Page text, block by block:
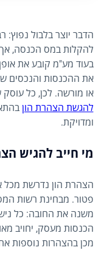
הדבר יוצר בלבול
להקלות במס הכנסה, אך
בעוד מע"מ קובע את
את ההכנסות והנכסים
או מורשה. לכן, כל
להגשת הצהרת הון
ומדויקת.
מי חייב להגיש
הצהרת הון נדרשת מכל
פטור. מבחינת רשות
משנה את החובה: כל
הכנסות מעסק, יחויב